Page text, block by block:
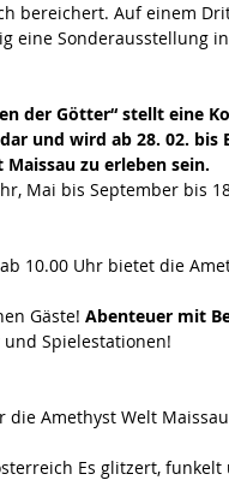
bereichert. Auf einem
eine Sonderausstellung
der Götter“ stellt eine
und wird ab 28. 02. bis
zu erleben sein.
Mai bis September bis
10.00 Uhr bietet die
Gäste! Abenteuer mit
Spielestationen!
die Amethyst Welt
Es glitzert,